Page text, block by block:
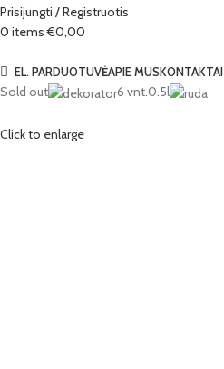
Prisijungti / Registruotis
0 items €0,00
EL. PARDUOTUVĖAPIE MUSKONTAKTAI
Sold out 6 vnt.0.5l
Click to enlarge